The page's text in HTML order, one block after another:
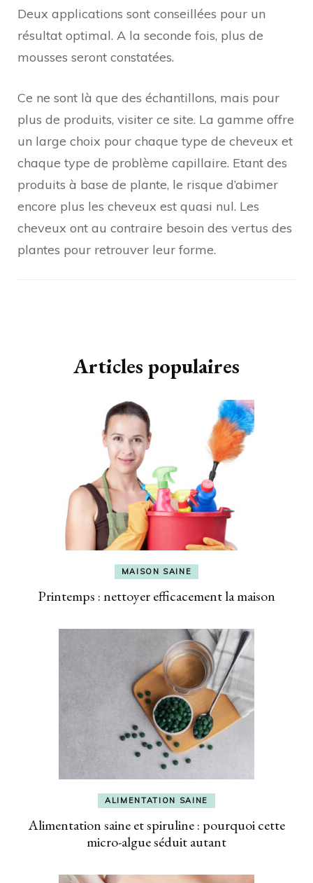
Deux applications sont conseillées pour un
résultat optimal. A la seconde fois, plus de
mousses seront constatées.
Ce ne sont là que des échantillons, mais pour
plus de produits, visiter ce site. La gamme offre
un large choix pour chaque type de cheveux et
chaque type de problème capillaire. Etant des
produits à base de plante, le risque d’abimer
encore plus les cheveux est quasi nul. Les
cheveux ont au contraire besoin des vertus des
plantes pour retrouver leur forme.
Articles populaires
MAISON SAINE
Printemps : nettoyer efficacement la maison
ALIMENTATION SAINE
Alimentation saine et spiruline : pourquoi cette
micro-algue séduit autant